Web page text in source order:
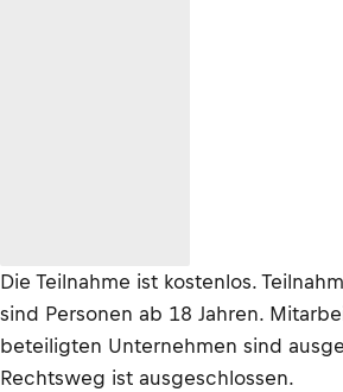
Die Teilnahme ist kostenlos.
sind Personen ab 18 Jahren.
beteiligten Unternehmen sind
Rechtsweg ist ausgeschlossen.